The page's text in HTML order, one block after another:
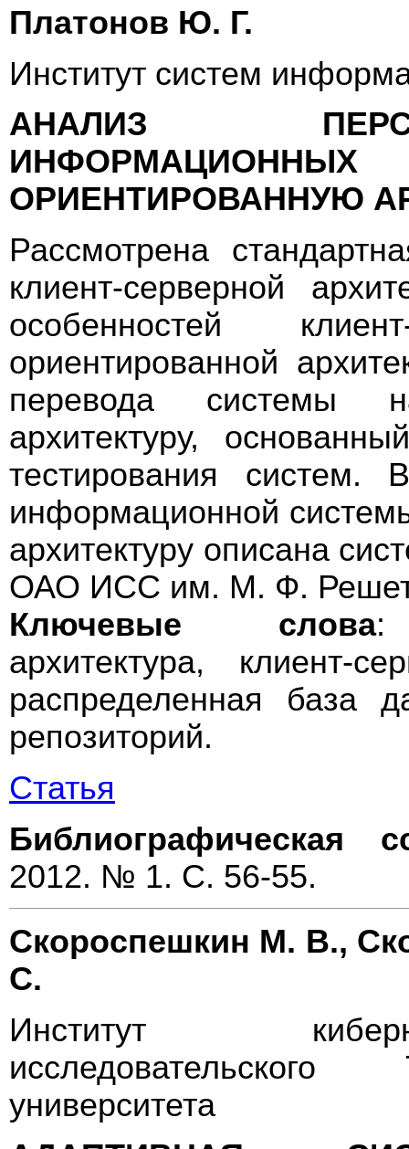
Платонов Ю. Г.
Институт систем
АНАЛИЗ
ОРИЕНТИРОВАННУЮ
Рассмотрена
клиент-серверной
особенностей
ориентированной
перевода системы на
архитектуру,
тестирования систем.
информационной
архитектуру описана
ОАО ИСС им. М. Ф.
Ключевые слова:
архитектура, клиент-
распределенная база
репозиторий.
Статья
Библиографическая
2012. № 1. С. 56-55.
Скороспешкин М. В.,
С.
Институт
исследовательского
университета